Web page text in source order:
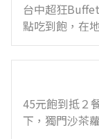
台中超狂
點吃到飽，在
45元飽到抵２
下，獨門沙茶